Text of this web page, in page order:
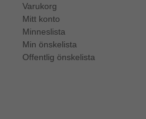
Varukorg
Mitt konto
Minneslista
Min önskelista
Offentlig önskelista